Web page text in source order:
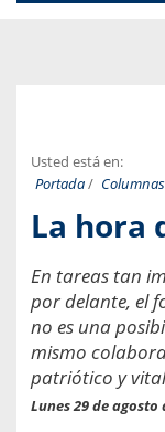
Usted está en:
Portada/
La hora
En tareas tan
por delante, el
no es una
mismo
patriótico y
Lunes 29 de agosto